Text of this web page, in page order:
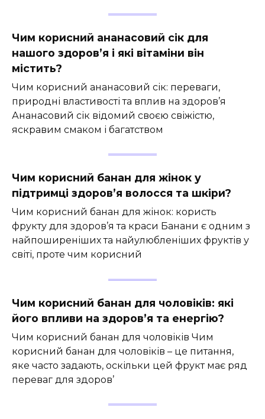
Чим корисний ананасовий сік для
нашого здоров’я і які вітаміни він
містить?
Чим корисний ананасовий сік: переваги,
природні властивості та вплив на здоров’я
Ананасовий сік відомий своєю свіжістю,
яскравим смаком і багатством
Чим корисний банан для жінок у
підтримці здоров’я волосся та шкіри?
Чим корисний банан для жінок: користь
фрукту для здоров’я та краси Банани є одним з
найпоширеніших та найулюбленіших фруктів у
світі, проте чим корисний
Чим корисний банан для чоловіків: які
його впливи на здоров’я та енергію?
Чим корисний банан для чоловіків Чим
корисний банан для чоловіків – це питання,
яке часто задають, оскільки цей фрукт має ряд
переваг для здоров’